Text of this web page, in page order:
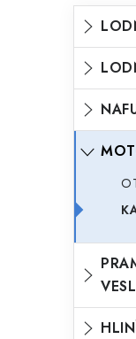
P
o
t
a
í
p
a
n
e
Přeskočit
kategorie
K
a
e
g
o
r
i
e